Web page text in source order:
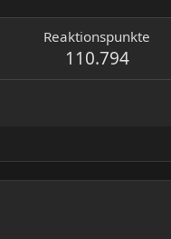
Reaktionspunkte
110.794